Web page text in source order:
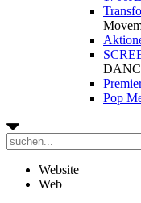
Pop
Website
Web